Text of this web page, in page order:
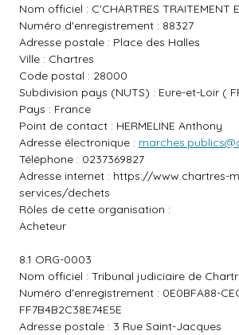
Nom officiel : C'CHARTRES TRAITEMENT
Numéro d'enregistrement : 88327
Adresse postale : Place des Halles
Ville : Chartres
Code postal : 28000
Subdivision pays (NUTS) : Eure-et-Loir (
Pays : France
Point de contact : HERMELINE Anthony
Adresse électronique :
Téléphone : 0237369827
Adresse internet : https://www.chartres-
services/dechets
Rôles de cette organisation :
Acheteur
8.1 ORG-0003
Nom officiel : Tribunal judiciaire de
Numéro d'enregistrement : 0E0BFA88-
FF7B4B2C38E74E5E
Adresse postale : 3 Rue Saint-Jacques